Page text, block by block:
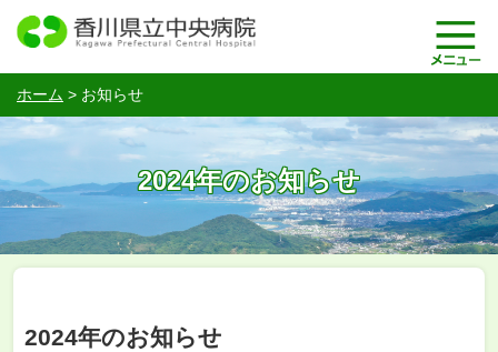
ホーム > お知らせ
2024年のお知らせ
2024年のお知らせ